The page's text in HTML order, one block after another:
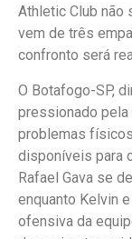
Athletic Club não
vem de três
confronto será
O Botafogo-SP,
pressionado
problemas
disponíveis para
Rafael Gava se
enquanto Kelvin
ofensiva da